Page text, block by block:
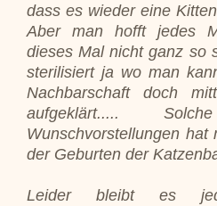
dass es wieder eine
Aber man hofft jedes
dieses Mal nicht ganz so
sterilisiert ja wo man
Nachbarschaft doch
aufgeklärt.....
Wunschvorstellungen
der Geburten der
Leider bleibt es